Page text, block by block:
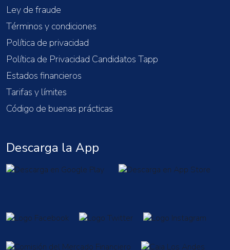
Descarga la App
Ley de fraude
Términos y condiciones
Política de privacidad
Política de Privacidad Candidatos Tapp
Estados financieros
Tarifas y límites
Código de buenas prácticas